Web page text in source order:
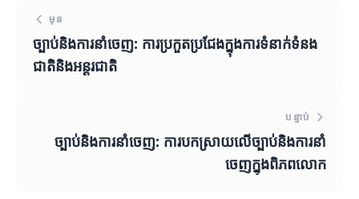
មុន
ច្បាប់និងការនាំចេញ: ការប្រកួតប្រជែងក្នុងការទំនាក់ទំនង
ជាតិនិងអន្តរជាតិ
បន្ទាប់
ច្បាប់និងការនាំចេញ: ការបកស្រាយលើច្បាប់និងការនាំ
ចេញក្នុងពិភពលោក